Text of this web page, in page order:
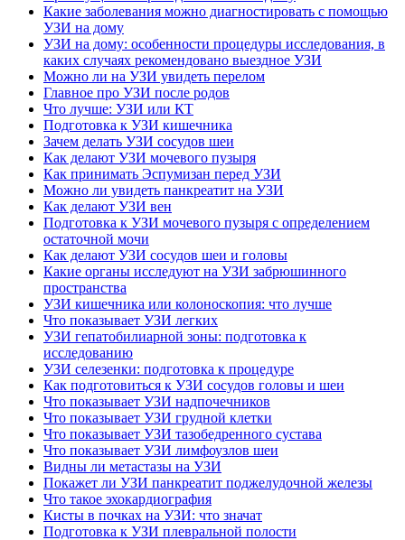
Какие заболевания можно диагностировать с помощью
УЗИ на дому
УЗИ на дому: особенности процедуры исследования, в
каких случаях рекомендовано выездное УЗИ
Можно ли на УЗИ увидеть перелом
Главное про УЗИ после родов
Что лучше: УЗИ или КТ
Подготовка к УЗИ кишечника
Зачем делать УЗИ сосудов шеи
Как делают УЗИ мочевого пузыря
Как принимать Эспумизан перед УЗИ
Можно ли увидеть панкреатит на УЗИ
Как делают УЗИ вен
Подготовка к УЗИ мочевого пузыря с определением
остаточной мочи
Как делают УЗИ сосудов шеи и головы
Какие органы исследуют на УЗИ забрюшинного
пространства
УЗИ кишечника или колоноскопия: что лучше
Что показывает УЗИ легких
УЗИ гепатобилиарной зоны: подготовка к
исследованию
УЗИ селезенки: подготовка к процедуре
Как подготовиться к УЗИ сосудов головы и шеи
Что показывает УЗИ надпочечников
Что показывает УЗИ грудной клетки
Что показывает УЗИ тазобедренного сустава
Что показывает УЗИ лимфоузлов шеи
Видны ли метастазы на УЗИ
Покажет ли УЗИ панкреатит поджелудочной железы
Что такое эхокардиография
Кисты в почках на УЗИ: что значат
Подготовка к УЗИ плевральной полости